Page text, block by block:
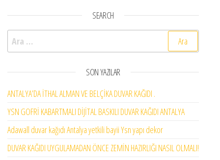
SEARCH
Arama:
SON YAZILAR
ANTALYA’DA İTHAL ALMAN VE BELÇİKA DUVAR KAĞIDI .
YSN GOFRİ KABARTMALI DİJİTAL BASKILI DUVAR KAĞIDI ANTALYA
Adawall duvar kağıdı Antalya yetkili bayii Ysn yapı dekor
DUVAR KAĞIDI UYGULAMADAN ÖNCE ZEMİN HAZIRLIĞI NASIL OLMALI!